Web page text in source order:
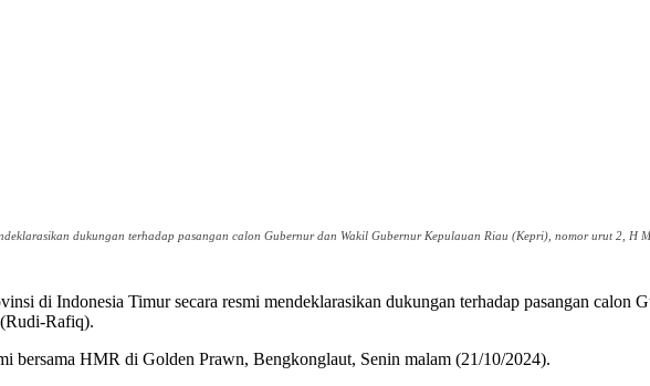
dukungan terhadap pasangan calon Gubernur dan Wakil Gubernur Kepulauan Riau (Kepri), nomor urut 2,
di Indonesia Timur secara resmi mendeklarasikan dukungan terhadap pasangan
Rafiq).
bersama HMR di Golden Prawn, Bengkonglaut, Senin malam (21/10/2024).